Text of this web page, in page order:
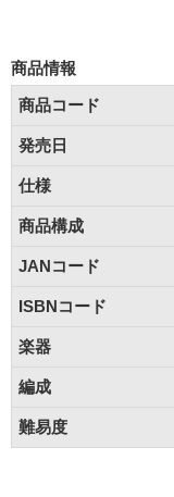
商品情報
商品コード
発売日
仕様
商品構成
JANコード
ISBNコード
楽器
編成
難易度